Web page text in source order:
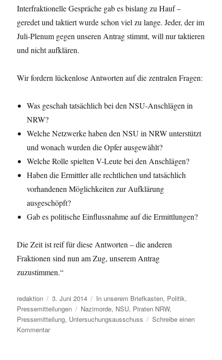
Interfraktionelle Gespräche gab es bislang zu Hauf –
geredet und taktiert wurde schon viel zu lange. Jeder, der im
Juli-Plenum gegen unseren Antrag stimmt, will nur taktieren
und nicht aufklären.
Wir fordern lückenlose Antworten auf die zentralen Fragen:
Was geschah tatsächlich bei den NSU-Anschlägen in
NRW?
Welche Netzwerke haben den NSU in NRW unterstützt
und wonach wurden die Opfer ausgewählt?
Welche Rolle spielten V-Leute bei den Anschlägen?
Haben die Ermittler alle rechtlichen und tatsächlich
vorhandenen Möglichkeiten zur Aufklärung
ausgeschöpft?
Gab es politische Einflussnahme auf die Ermittlungen?
Die Zeit ist reif für diese Antworten – die anderen
Fraktionen sind nun am Zug, unserem Antrag
zuzustimmen.“
Autor
redaktion
Veröffentlicht
am
3. Juni 2014 Kategorien
In unserem Briefkasten, Politik,
Pressemitteilungen
Schlagwörter
Nazimorde, NSU, Piraten NRW,
Pressemitteilung, Untersuchungsausschuss
Schreibe einen
Kommentarzu